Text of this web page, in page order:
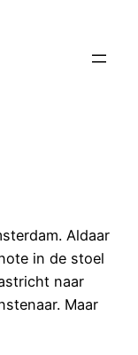
Aldaar
in de stoel
naar
Maar